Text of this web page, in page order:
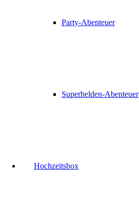
Party-Abenteuer
Superhelden-Abenteuer
Hochzeitsbox